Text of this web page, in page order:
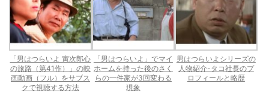
「男はつらいよ 寅次郎心
の旅路（第41作）」の映
画動画（フル）をサブス
クで視聴する方法
「男はつらいよ」でマイ
ホームを持った後のさく
らの一件家が3回変わる
現象
男はつらいよシリーズの
人物紹介-タコ社長のプ
ロフィールと略歴